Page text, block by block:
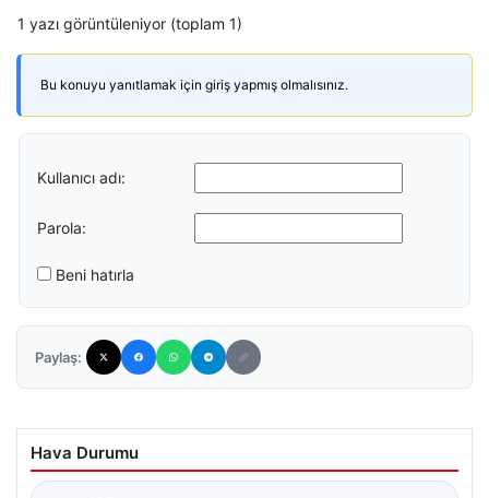
1 yazı görüntüleniyor (toplam 1)
Bu konuyu yanıtlamak için giriş yapmış olmalısınız.
Kullanıcı adı:
Parola:
Beni hatırla
Paylaş:
Hava Durumu